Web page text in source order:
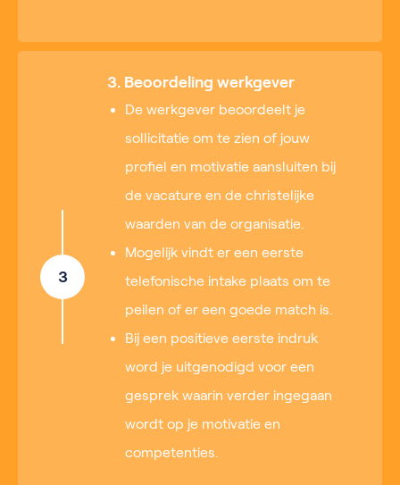
3
3. Beoordeling werkgever
De werkgever beoordeelt je
sollicitatie om te zien of jouw
profiel en motivatie aansluiten bij
de vacature en de christelijke
waarden van de organisatie.
Mogelijk vindt er een eerste
telefonische intake plaats om te
peilen of er een goede match is.
Bij een positieve eerste indruk
word je uitgenodigd voor een
gesprek waarin verder ingegaan
wordt op je motivatie en
competenties.